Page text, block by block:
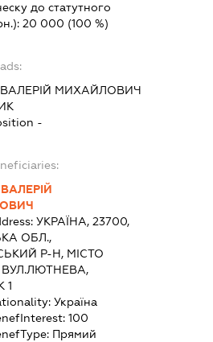
до статутного
20 000 (100 %)
МИХАЙЛОВИЧ
-
УКРАЇНА, 23700,
ОБЛ.,
Р-Н, МІСТО
1
Україна
100
Прямий